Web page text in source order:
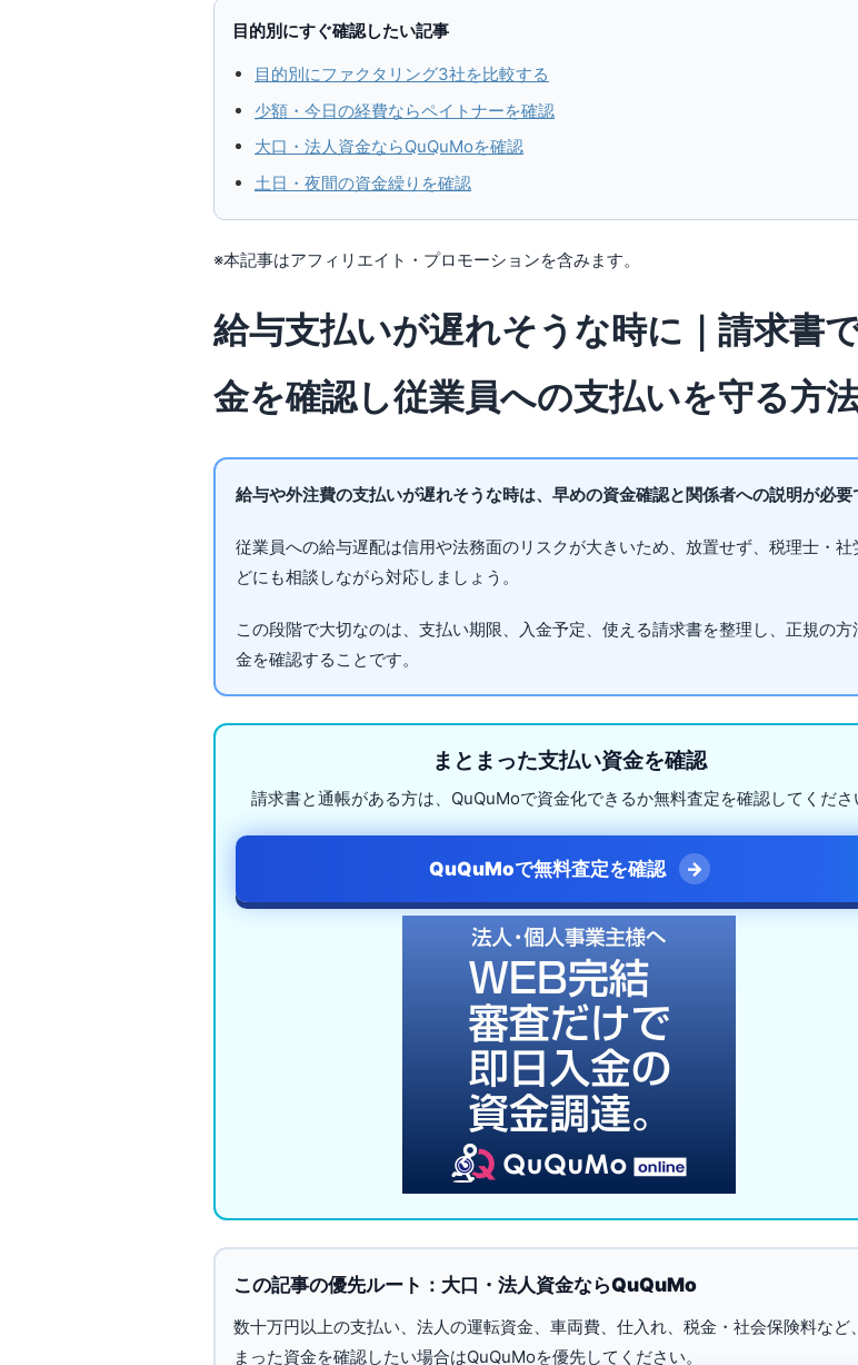
目的別にすぐ確認したい記事
目的別にファクタリング3社を比較する
少額・今日の経費ならペイトナーを確認
大口・法人資金ならQuQuMoを確認
土日・夜間の資金繰りを確認
※本記事はアフィリエイト・プロモーションを含みます。
給与支払いが遅れそうな時に｜請求書
金を確認し従業員への支払いを守る方
給与や外注費の支払いが遅れそうな時は、早めの資金確認と関係者への説明が必要
従業員への給与遅配は信用や法務面のリスクが大きいため、放置せず、税理士・社
どにも相談しながら対応しましょう。
この段階で大切なのは、支払い期限、入金予定、使える請求書を整理し、正規の方
金を確認することです。
まとまった支払い資金を確認
請求書と通帳がある方は、QuQuMoで資金化できるか無料査定を確認してくださ
QuQuMoで無料査定を確認
この記事の優先ルート：大口・法人資金ならQuQuMo
数十万円以上の支払い、法人の運転資金、車両費、仕入れ、税金・社会保険料など
まった資金を確認したい場合はQuQuMoを優先してください。